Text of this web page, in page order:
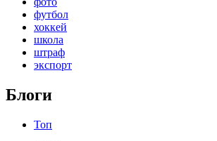
футбол
хоккей
школа
штраф
экспорт
Блоги
Топ